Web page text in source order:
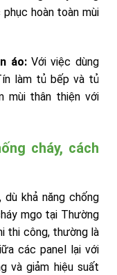
hoàn toàn mùi
áo:Với việc dùng
làm tủ bếp và tủ
mùi thân thiện với
cháy, cách
khả năng chống
mgo tại Thường
thi công, thường là
các panel lại với
và giảm hiệu suất